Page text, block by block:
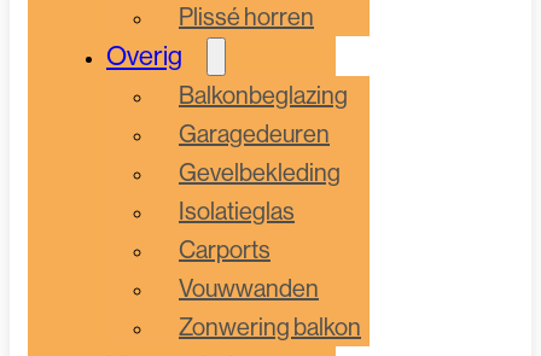
Plissé horren
Overig
Balkonbeglazing
Garagedeuren
Gevelbekleding
Isolatieglas
Carports
Vouwwanden
Zonwering balkon